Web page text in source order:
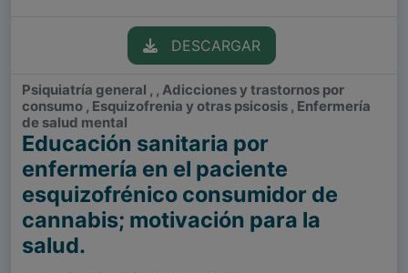
DESCARGAR
Psiquiatría general , , Adicciones y trastornos por
consumo , Esquizofrenia y otras psicosis , Enfermería
de salud mental
Educación sanitaria por
enfermería en el paciente
esquizofrénico consumidor de
cannabis; motivación para la
salud.